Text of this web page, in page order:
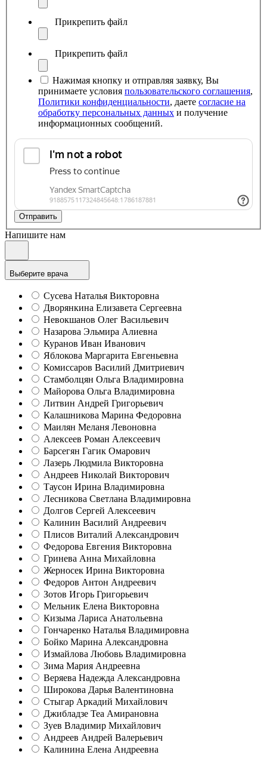
Прикрепить файл
Прикрепить файл
Нажимая кнопку и отправляя заявку, Вы
принимаете условия пользовательского соглашения,
Политики конфиденциальности, даете согласие на
обработку персональных данных и получение
информационных сообщений.
Отправить
Напишите нам
Выберите врача
Сусева Наталья Викторовна
Дворянкина Елизавета Сергеевна
Невокшанов Олег Васильевич
Назарова Эльмира Алиевна
Куранов Иван Иванович
Яблокова Маргарита Евгеньевна
Комиссаров Василий Дмитриевич
Стамболцян Ольга Владимировна
Майорова Ольга Владимировна
Литвин Андрей Григорьевич
Калашникова Марина Федоровна
Маилян Меланя Левоновна
Алексеев Роман Алексеевич
Барсегян Гагик Омарович
Лазерь Людмила Викторовна
Андреев Николай Викторович
Таусон Ирина Владимировна
Лесникова Светлана Владимировна
Долгов Сергей Алексеевич
Калинин Василий Андреевич
Плисов Виталий Александрович
Федорова Евгения Викторовна
Гринева Анна Михайловна
Жерносек Ирина Викторовна
Федоров Антон Андреевич
Зотов Игорь Григорьевич
Мельник Елена Викторовна
Кизыма Лариса Анатольевна
Гончаренко Наталья Владимировна
Бойко Марина Александровна
Измайлова Любовь Владимировна
Зима Мария Андреевна
Веряева Надежда Александровна
Широкова Дарья Валентиновна
Стыгар Аркадий Михайлович
Джибладзе Теа Амирановна
Зуев Владимир Михайлович
Андреев Андрей Валерьевич
Калинина Елена Андреевна